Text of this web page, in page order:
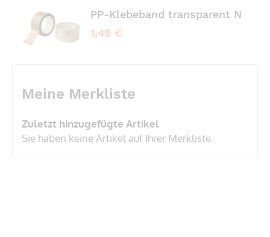
PP-Klebeband transparent No
1,49 €
Meine Merkliste
Zuletzt hinzugefügte Artikel
Sie haben keine Artikel auf Ihrer Merkliste.